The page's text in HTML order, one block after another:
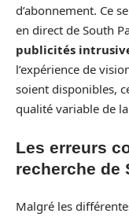
d’abonnement. Ce
en direct de South
publicités
l’expérience de
soient disponibles,
qualité variable de
Les erreurs
recherche de
Malgré les